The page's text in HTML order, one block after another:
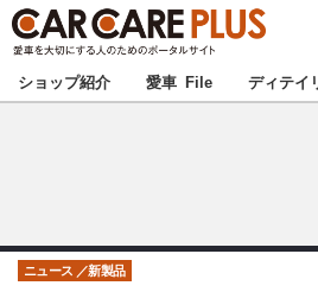
★カーケ
ショップ紹介 愛車 File ディテイ
ニュース 新製品